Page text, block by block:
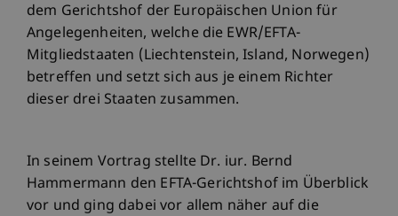
dem Gerichtshof der Europäischen Union für
Angelegenheiten, welche die EWR/EFTA-
Mitgliedstaaten (Liechtenstein, Island, Norwegen)
betreffen und setzt sich aus je einem Richter
dieser drei Staaten zusammen.
In seinem Vortrag stellte Dr. iur. Bernd
Hammermann den EFTA-Gerichtshof im Überblick
vor und ging dabei vor allem näher auf die